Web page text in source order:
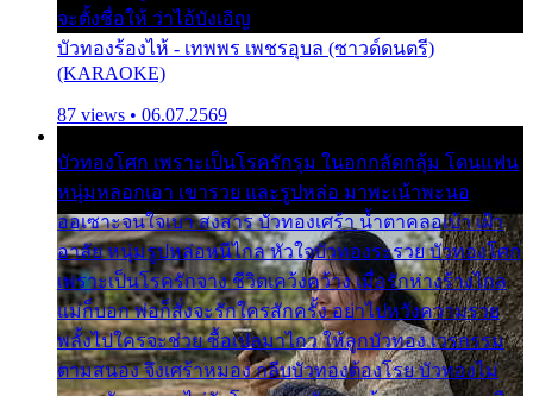
จะตั้งชื่อให้ ว่าไอ้บังเอิญ
บัวทองร้องไห้ - เทพพร เพชรอุบล (ซาวด์ดนตรี)
(KARAOKE)
87 views • 06.07.2569
บัวทองโศก เพราะเป็นโรครักรุม ในอกกลัดกลุ้ม โดนแฟน
หนุ่มหลอกเอา เขารวย และรูปหล่อ มาพะเน้าพะนอ
ออเซาะจนใจเบา สงสาร บัวทองเศร้า น้ำตาคลอเบ้า เฝ้า
อาลัย หนุ่มรูปหล่อหนีไกล หัวใจบัวทองระรวย บัวทองโศก
เพราะเป็นโรครักจาง ชีวิตเคว้งคว้าง เมื่อรักห่างร้างไกล
แม่ก็บอก พ่อก็สั่งจะรักใครสักครั้ง อย่าไปหวังความรวย
พลั้งไปใครจะช่วย ซื้อเปลมาไกว ให้ลูกบัวทอง เวรกรรม
ตามสนอง จึงเศร้าหมอง กลีบบัวทองต้องโรย บัวทองไม่